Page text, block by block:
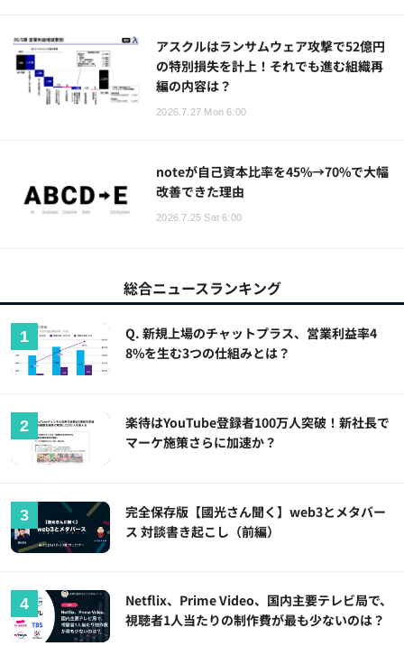
アスクルはランサムウェア攻撃で52億円
の特別損失を計上！それでも進む組織再
編の内容は？
2026.7.27 Mon 6:00
noteが自己資本比率を45%→70%で大幅
改善できた理由
2026.7.25 Sat 6:00
総合ニュースランキング
Q. 新規上場のチャットプラス、営業利益率4
8%を生む3つの仕組みとは？
楽待はYouTube登録者100万人突破！新社長で
マーケ施策さらに加速か？
完全保存版【國光さん聞く】web3とメタバー
ス 対談書き起こし（前編）
Netflix、Prime Video、国内主要テレビ局で、
視聴者1人当たりの制作費が最も少ないのは？